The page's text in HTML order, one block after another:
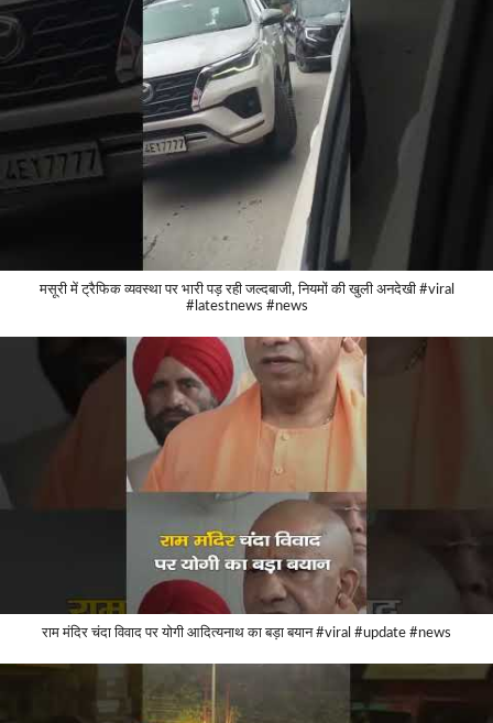
मसूरी में ट्रैफिक व्यवस्था पर भारी पड़ रही जल्दबाजी, नियमों की खुली अनदेखी #viral
#latestnews #news
राम मंदिर चंदा विवाद पर योगी आदित्यनाथ का बड़ा बयान #viral #update #news